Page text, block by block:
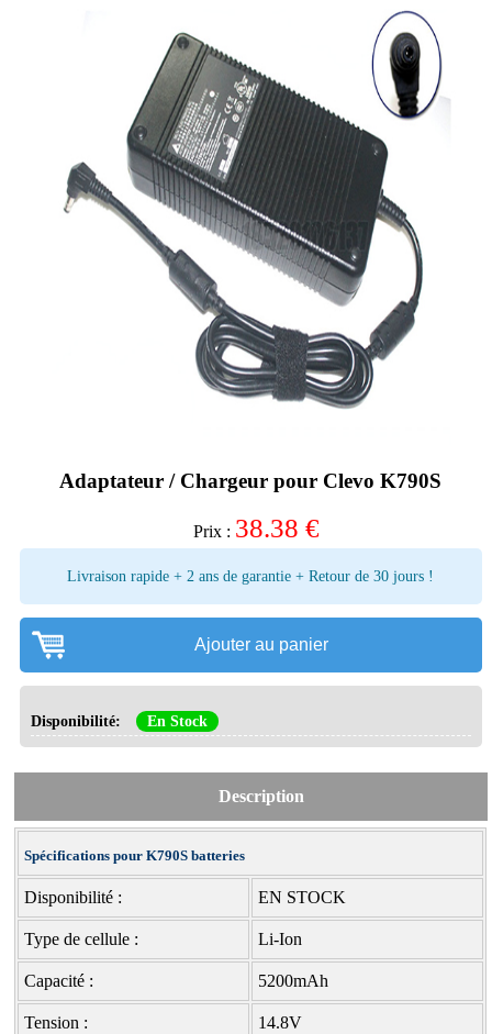
Adaptateur / Chargeur pour Clevo K790S
Prix : 38.38 €
Livraison rapide + 2 ans de garantie + Retour de 30 jours !
Ajouter au panier
Disponibilité: En Stock
Description
Spécifications pour K790S batteries
Disponibilité : EN STOCK
Type de cellule : Li-Ion
Capacité : 5200mAh
Tension : 14.8V